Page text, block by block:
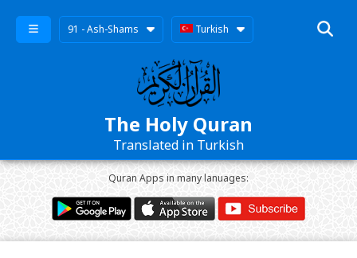
91 - Ash-Shams Turkish
The Holy Quran
Translated in Turkish
Quran Apps in many lanuages: